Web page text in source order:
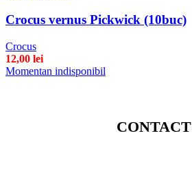
Crocus vernus Pickwick (10buc)
Crocus
12,00 lei
Momentan indisponibil
CONTACT